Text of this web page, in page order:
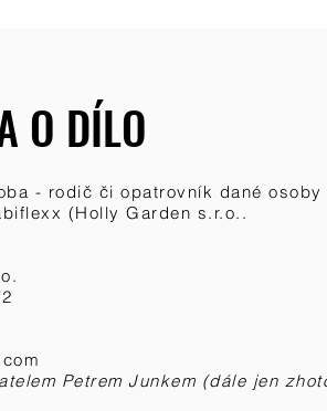
O DÍLO
- rodič či opatrovník dané
(Holly Garden s.r.o..
Petrem Junkem (dále jen